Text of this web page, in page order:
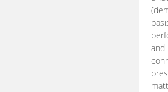
and